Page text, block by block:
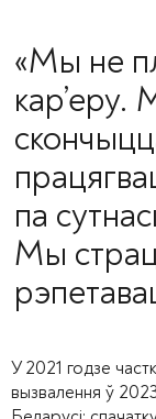
«Мы не
кар’еру.
па
Мы
У 2021 годзе
вызвалення ў